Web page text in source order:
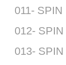
011-
012-
013-